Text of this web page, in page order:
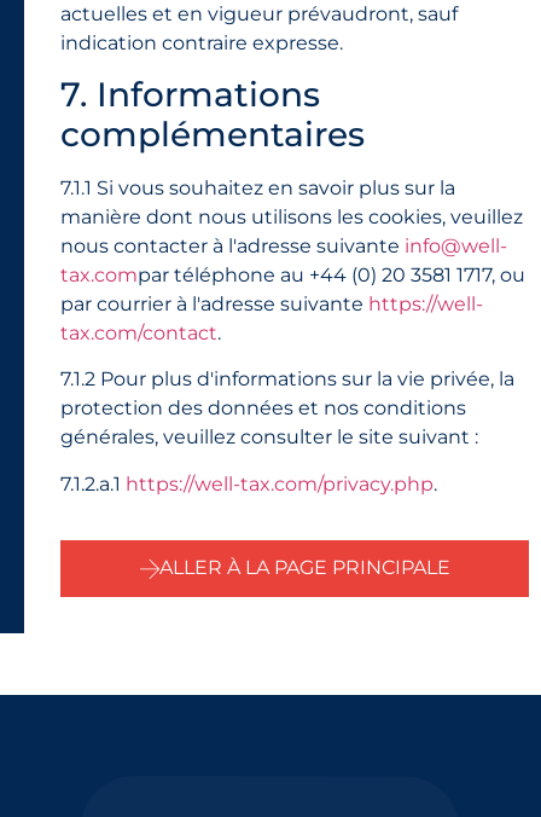
actuelles et en vigueur prévaudront, sauf
indication contraire expresse.
7. Informations
complémentaires
7.1.1 Si vous souhaitez en savoir plus sur la
manière dont nous utilisons les cookies, veuillez
nous contacter à l'adresse suivante info@well-
tax.compar téléphone au +44 (0) 20 3581 1717, ou
par courrier à l'adresse suivante https://well-
tax.com/contact.
7.1.2 Pour plus d'informations sur la vie privée, la
protection des données et nos conditions
générales, veuillez consulter le site suivant :
7.1.2.a.1 https://well-tax.com/privacy.php.
ALLER À LA PAGE PRINCIPALE